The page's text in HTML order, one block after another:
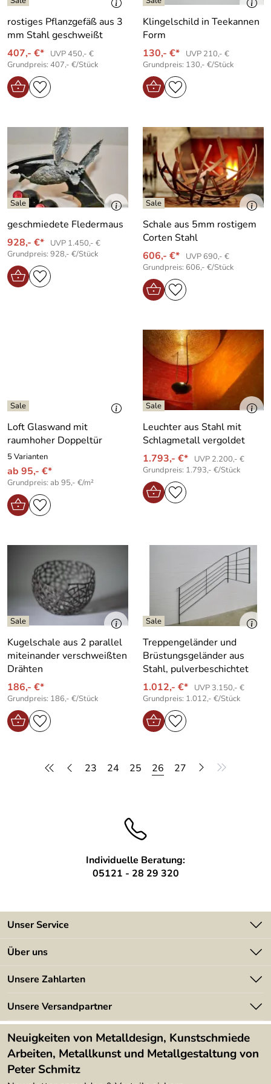
rostiges Pflanzgefäß aus 3
mm Stahl geschweißt
407,- €*
UVP 450,- €
Grundpreis: 407,- €/Stück
Klingelschild in Teekannen
Form
130,- €*
UVP 210,- €
Grundpreis: 130,- €/Stück
geschmiedete Fledermaus
928,- €*
UVP 1.450,- €
Grundpreis: 928,- €/Stück
Schale aus 5mm rostigem
Corten Stahl
606,- €*
UVP 690,- €
Grundpreis: 606,- €/Stück
Loft Glaswand mit
raumhoher Doppeltür
5 Varianten
ab 95,- €*
Grundpreis: ab 95,- €/m²
Leuchter aus Stahl mit
Schlagmetall vergoldet
1.793,- €*
UVP 2.200,- €
Grundpreis: 1.793,- €/Stück
Kugelschale aus 2 parallel
miteinander verschweißten
Drähten
186,- €*
Grundpreis: 186,- €/Stück
Treppengeländer und
Brüstungsgeländer aus
Stahl, pulverbeschichtet
1.012,- €*
UVP 3.150,- €
Grundpreis: 1.012,- €/Stück
23 24 25 26 27
Individuelle Beratung:
05121 - 28 29 320
Unser Service
Kontakt
Kundeninformationen
Newsletter
Lieferbedingungen
Über uns
Angebote
Kundenbewertungen (394)
4,9/5
Unsere Zahlarten
Unsere Versandpartner
Neuigkeiten von Metalldesign, Kunstschmiede
Arbeiten, Metallkunst und Metallgestaltung von
Peter Schmitz